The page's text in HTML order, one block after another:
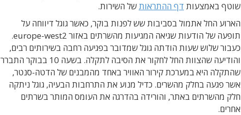
שוטף באמצעות דף ההתראותשל השירות.
הארוע החל אתמול בסביבות שש לפנות בוקר, כאשר גוגל דיווחה על
תופעה של הודעות שגיאה המגיעות מהשרתים באזור europe-west2.
כעבור שלוש שעות הודתה גוגל שמדובר בפגיעה רחבה בשירותים רבים,
והודיעה שהצוות החל לחקור את הסיבה לתקלה. בשעה 10 בבוקר התברר
שהתקלה היא במערכת קירור האוויר באחד מהמבנים של הדטה-סנטר,
אשר פגעה בחלק מהשרים. כדיל מנוע את התרחבות הבעיה, גוגל ניתקה
חלק מהשרתים באתר, והורידה בהדרגה את העומס המותר בשרתים
אחרים.